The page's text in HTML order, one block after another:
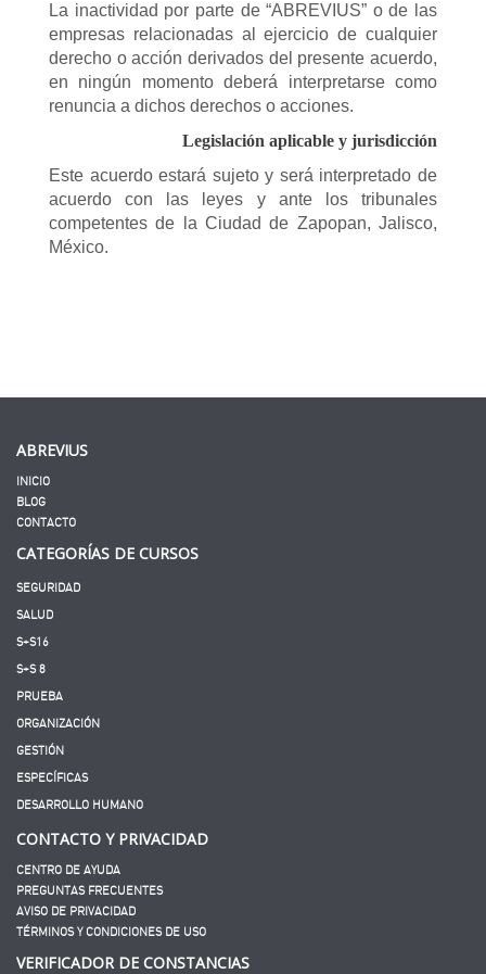
La inactividad por parte de “ABREVIUS” o de las
empresas relacionadas al ejercicio de cualquier
derecho o acción derivados del presente acuerdo,
en ningún momento deberá interpretarse como
renuncia a dichos derechos o acciones.
Legislación aplicable y jurisdicción
Este acuerdo estará sujeto y será interpretado de
acuerdo con las leyes y ante los tribunales
competentes de la Ciudad de Zapopan, Jalisco,
México.
ABREVIUS
INICIO
BLOG
CONTACTO
CATEGORÍAS DE CURSOS
SEGURIDAD
SALUD
S+S16
S+S 8
PRUEBA
ORGANIZACIÓN
GESTIÓN
ESPECÍFICAS
DESARROLLO HUMANO
CONTACTO Y PRIVACIDAD
CENTRO DE AYUDA
PREGUNTAS FRECUENTES
AVISO DE PRIVACIDAD
TÉRMINOS Y CONDICIONES DE USO
VERIFICADOR DE CONSTANCIAS